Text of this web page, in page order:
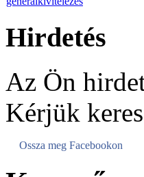
Hirdetés
Az Ön
Kérjük
Ossza meg Facebookon